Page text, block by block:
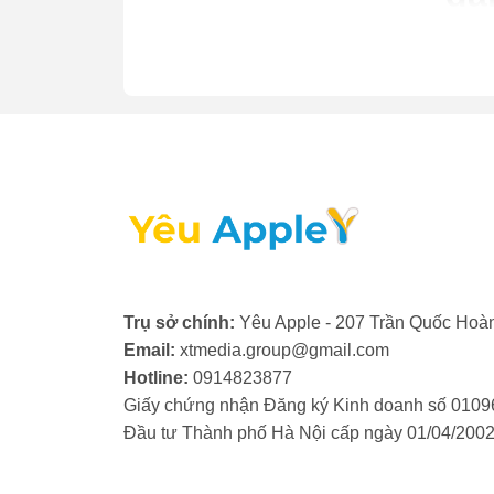
như
Hà
Trụ sở chính: Yêu Apple - 207 Trần Quốc
Email: xtmedia.group@gmail.com
Hotline: 0914823877
Giấy chứng nhận Đăng ký Kinh doanh số
Đầu tư Thành phố Hà Nội cấp ngày 01/04/2002